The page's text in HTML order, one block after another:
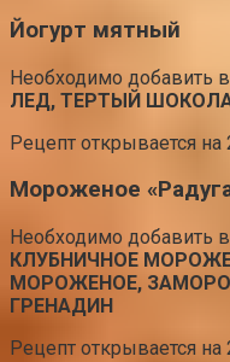
Йогурт мятный
Необходимо добавить в
ЛЕД, ТЕРТЫЙ
Рецепт открывается на
Мороженое
Необходимо добавить в
КЛУБНИЧНОЕ
МОРОЖЕНОЕ,
ГРЕНАДИН
Рецепт открывается